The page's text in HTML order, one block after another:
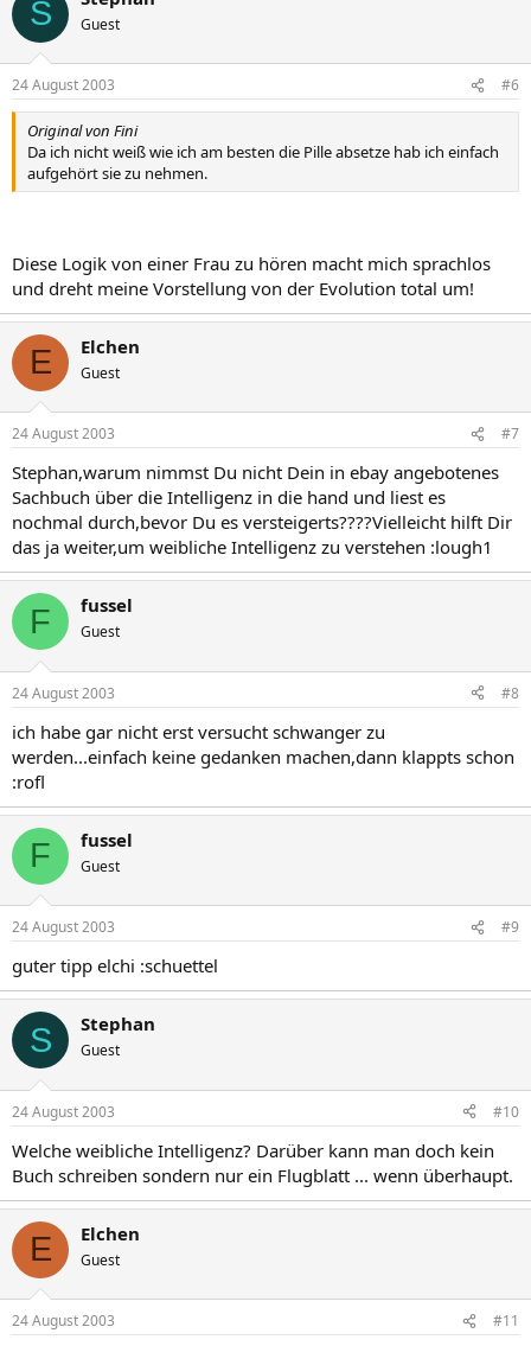
S Guest
24 August 2003 #6
Original von Fini
Da ich nicht weiß wie ich am besten die Pille absetze hab ich einfach
aufgehört sie zu nehmen.
Diese Logik von einer Frau zu hören macht mich sprachlos
und dreht meine Vorstellung von der Evolution total um!
E Elchen
Guest
24 August 2003 #7
Stephan,warum nimmst Du nicht Dein in ebay angebotenes
Sachbuch über die Intelligenz in die hand und liest es
nochmal durch,bevor Du es versteigerts????Vielleicht hilft Dir
das ja weiter,um weibliche Intelligenz zu verstehen :lough1
F fussel
Guest
24 August 2003 #8
ich habe gar nicht erst versucht schwanger zu
werden...einfach keine gedanken machen,dann klappts schon
:rofl
F fussel
Guest
24 August 2003 #9
guter tipp elchi :schuettel
S Stephan
Guest
24 August 2003 #10
Welche weibliche Intelligenz? Darüber kann man doch kein
Buch schreiben sondern nur ein Flugblatt ... wenn überhaupt.
E Elchen
Guest
24 August 2003 #11